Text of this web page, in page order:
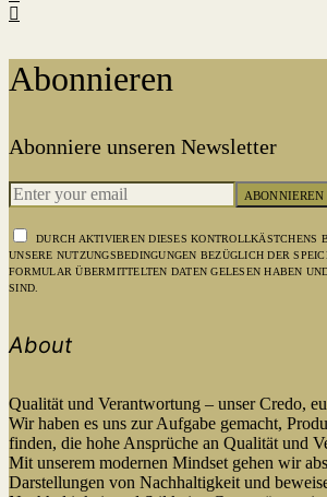
Abonnieren
Abonniere unseren Newsletter
ABONNIEREN
DURCH AKTIVIEREN DIESES KONTROLLKÄSTCHENS
UNSERE NUTZUNGSBEDINGUNGEN BEZÜGLICH DER
FORMULAR ÜBERMITTELTEN DATEN GELESEN HABEN
SIND.
About
Qualität und Verantwortung – unser Credo,
Wir haben es uns zur Aufgabe gemacht,
finden, die hohe Ansprüche an Qualität und
Mit unserem modernen Mindset gehen wir
Darstellungen von Nachhaltigkeit und